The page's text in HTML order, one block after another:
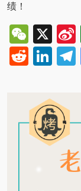
绩！
X